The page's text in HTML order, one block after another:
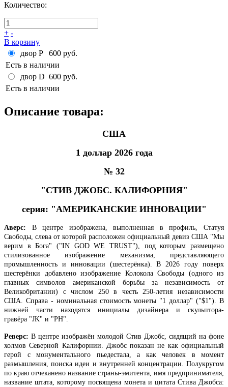
Количество:
+ -
В корзину
двор P
600 руб.
Есть в наличии
двор D 600 руб.
Есть в наличии
Описание товара:
США
1 доллар 2026 года
№ 32
"СТИВ ДЖОБС. КАЛИФОРНИЯ"
серия: "АМЕРИКАНСКИЕ ИННОВАЦИИ"
Аверс: В центре изображена, выполненная в профиль, Статуя
Свободы, слева от которой расположен официальный девиз США "Мы
верим в Бога" ("IN GOD WE TRUST"), под которым размещено
стилизованное изображение механизма, представляющего
промышленность и инновации (шестерёнка). В 2026 году поверх
шестерёнки добавлено изображение Колокола Свободы (одного из
главных символов американской борьбы за независимость от
Великобритании) с числом 250 в честь 250-летия независимости
США. Справа - номинальная стоимость монеты "1 доллар" ("$1"). В
нижней части находятся инициалы дизайнера и скульптора-
гравёра "JK" и "PH".
Реверс: В центре изображён молодой Стив Джобс, сидящий на фоне
холмов Северной Калифорнии. Джобс показан не как официальный
герой с монументального пьедестала, а как человек в момент
размышления, поиска идеи и внутренней концентрации. Полукругом
по краю отчеканено название страны-эмитента, имя предпринимателя,
название штата, которому посвящена монета и цитата Стива Джобса: